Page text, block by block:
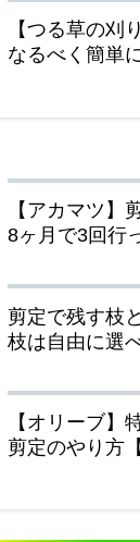
【つる草の刈
なるべく簡単
【アカマツ】
8ヶ月で3回行
剪定で残す枝
枝は自由に選
【オリーブ】
剪定のやり方